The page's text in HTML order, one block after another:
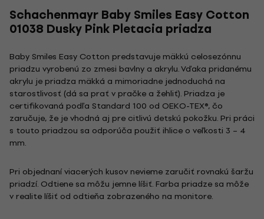
Schachenmayr Baby Smiles Easy Cotton
01038 Dusky Pink Pletacia priadza
Baby Smiles Easy Cotton predstavuje mäkkú celosezónnu
priadzu vyrobenú zo zmesi bavlny a akrylu. Vďaka pridanému
akrylu je priadza mäkká a mimoriadne jednoduchá na
starostlivosť (dá sa prať v pračke a žehliť). Priadza je
certifikovaná podľa Standard 100 od OEKO-TEX®, čo
zaručuje, že je vhodná aj pre citlivú detskú pokožku. Pri práci
s touto priadzou sa odporúča použiť ihlice o veľkosti 3 – 4
mm.
Pri objednaní viacerých kusov nevieme zaručiť rovnakú šaržu
priadzí. Odtiene sa môžu jemne líšiť. Farba priadze sa môže
v realite líšiť od odtieňa zobrazeného na monitore.